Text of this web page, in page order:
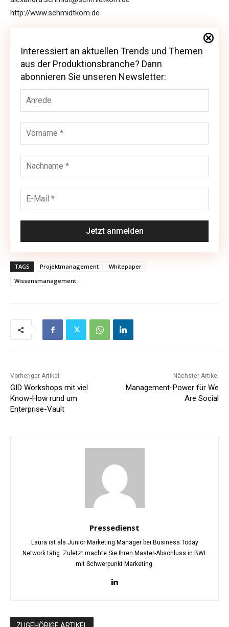
http://www.schmidtkom.de
Interessiert an aktuellen Trends und Themen
aus der Produktionsbranche? Dann abonnieren
Sie unseren Newsletter:
Interessiert an aktuellen Trends und Themen
aus der Produktionsbranche? Dann
abonnieren Sie unseren Newsletter:
TAGS Projektmanagement
Whitepaper
Wissensmanagement
Vorheriger Artikel
GID Workshops mit viel
Know-How rund um
Enterprise-Vault
Nächster Artikel
Management-Power für We
Are Social
Pressedienst
Laura ist als Junior Marketing Manager bei Business Today
Network tätig. Zuletzt machte Sie Ihren Master-Abschluss in BWL
mit Schwerpunkt Marketing.